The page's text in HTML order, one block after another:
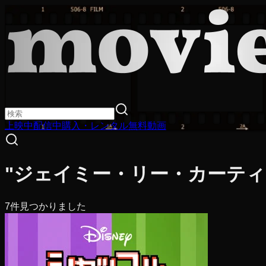
上映中配信中購入・レンタル無料動画
"ジェイミー・リー・カーテ
7件見つかりました